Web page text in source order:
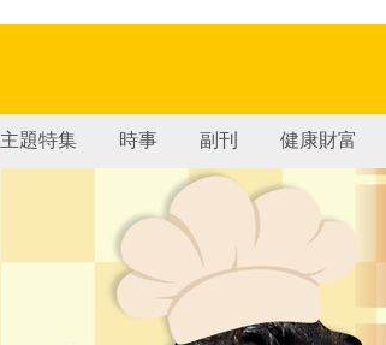
主題特集 時事 副刊 健康財富